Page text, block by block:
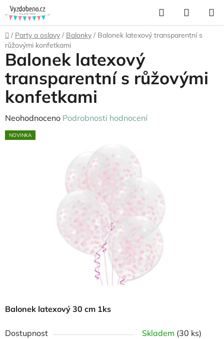
Přejít
na
obsah
Hledat
KOŠÍK
Domů
/ Party a oslavy / Balonky / Balonek latexový transparentní s
růžovými konfetkami
Balonek latexový 30 cm 1ks
Dostupnost Skladem (30 ks)
Balonek latexový
transparentní s růžovými
konfetkami
Průměrné
hodnocení
Neohodnoceno Podrobnosti hodnocení
NOVINKA